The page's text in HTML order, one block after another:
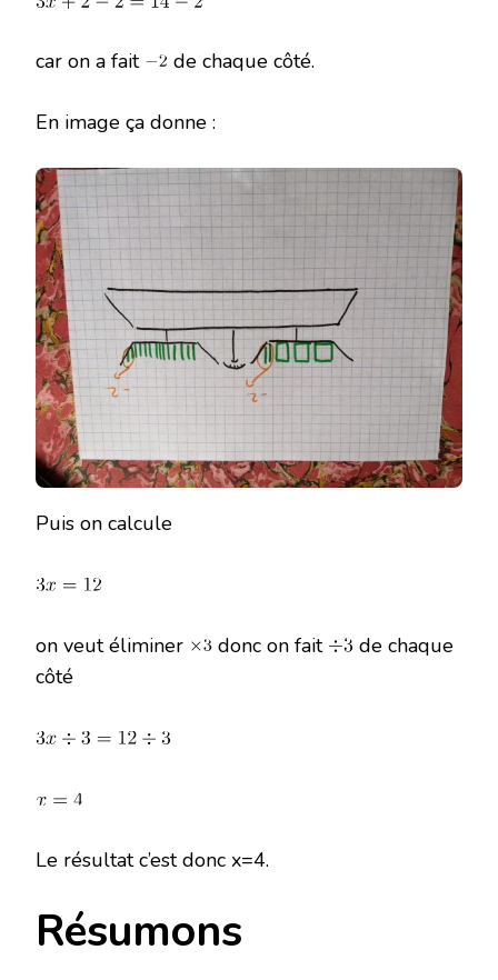
car on a fait de chaque côté.
En image ça donne :
Puis on calcule
on veut éliminer donc on fait
de chaque
côté
Le résultat c’est donc x=4.
Résumons